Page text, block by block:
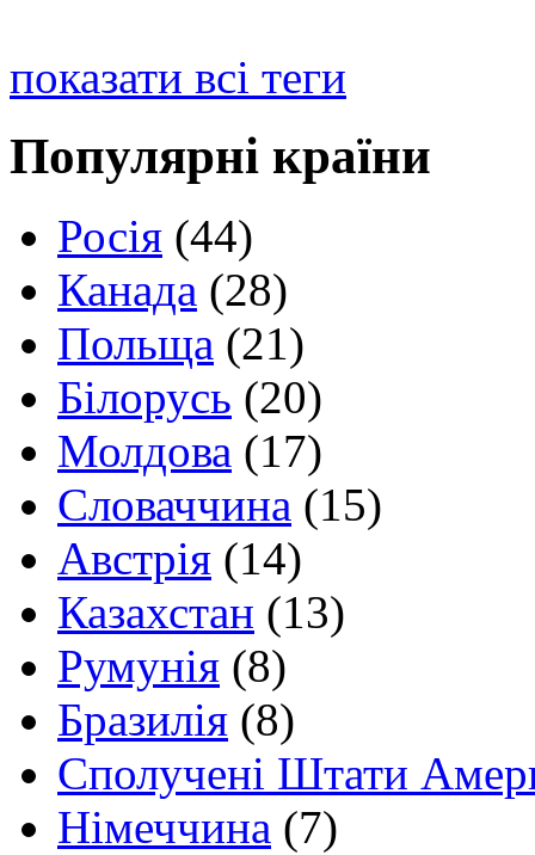
показати всі теги
Популярні країни
Росія (44)
Канада (28)
Польща (21)
Білорусь (20)
Молдова (17)
Словаччина (15)
Австрія (14)
Казахстан (13)
Румунія (8)
Бразилія (8)
Сполучені Штати
Німеччина (7)